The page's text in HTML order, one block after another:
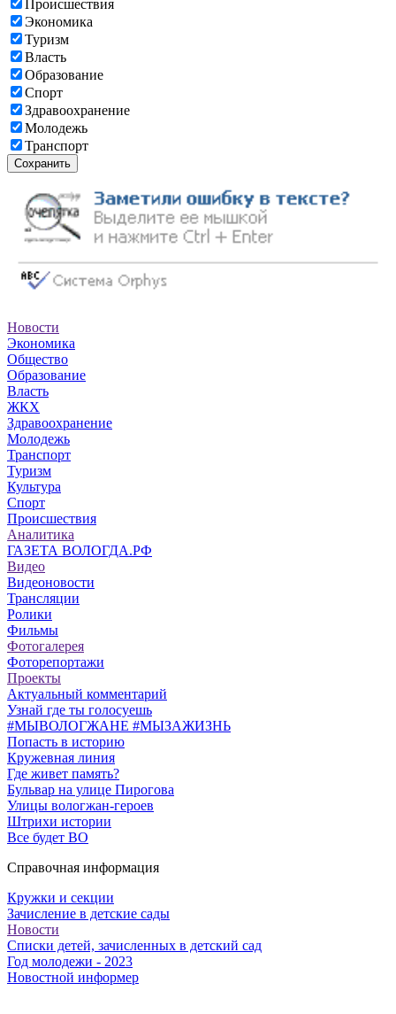
Происшествия
Экономика
Туризм
Власть
Образование
Спорт
Здравоохранение
Молодежь
Транспорт
Сохранить
Новости
Экономика
Общество
Образование
Власть
ЖКХ
Здравоохранение
Молодежь
Транспорт
Туризм
Культура
Спорт
Происшествия
Аналитика
ГАЗЕТА ВОЛОГДА.РФ
Видео
Видеоновости
Трансляции
Ролики
Фильмы
Фотогалерея
Фоторепортажи
Проекты
Актуальный комментарий
Узнай где ты голосуешь
#МЫВОЛОГЖАНЕ #МЫЗАЖИЗНЬ
Попасть в историю
Кружевная линия
Где живет память?
Бульвар на улице Пирогова
Улицы вологжан-героев
Штрихи истории
Все будет ВО
Справочная информация
Кружки и секции
Зачисление в детские сады
Новости
Списки детей, зачисленных в детский сад
Год молодежи - 2023
Новостной информер